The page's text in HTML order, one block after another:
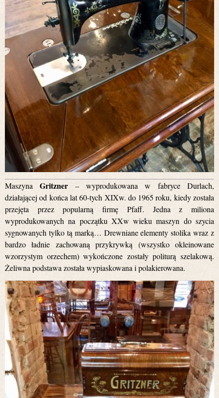
MaszynaGritzner – wyprodukowana w fabryce Durlach,
działającej od końca lat 60-tych XIXw. do 1965 roku, kiedy została
przejęta przez popularną firmę Pfaff. Jedna z miliona
wyprodukowanych na początku XXw wieku maszyn do szycia
sygnowanych tylko tą marką… Drewniane elementy stolika wraz z
bardzo ładnie zachowaną przykrywką (wszystko okleinowane
wzorzystym orzechem) wykończone zostały politurą szelakową.
Żeliwna podstawa została wypiaskowana i polakierowana.